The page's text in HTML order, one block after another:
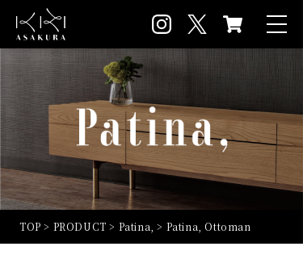
TOP > PRODUCT > Patina, > Patina, Ottoman